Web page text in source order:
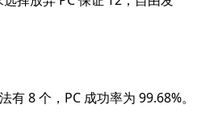
8 个，PC 成功率为 99.68%。